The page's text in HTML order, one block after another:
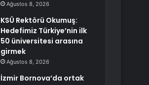
Ağustos 8, 2026
KSÜ Rektörü Okumuş:
Hedefimiz Türkiye’nin ilk
50 üniversitesi arasına
girmek
Ağustos 8, 2026
İzmir Bornova’da ortak